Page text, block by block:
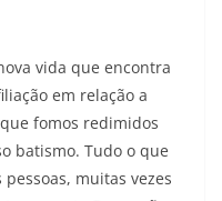
vida que encontra
em relação a
fomos redimidos
batismo. Tudo o que
muitas vezes